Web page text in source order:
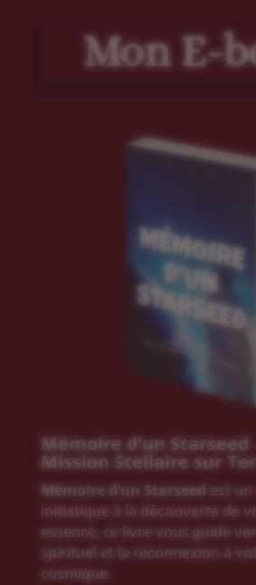
Mon E-
Mémoire d’un Starseed
Mission Stellaire sur
Mémoire d’un Starseed est
initiatique à la découverte de
essence, ce livre vous guide
spirituel et la reconnexion à
cosmique.